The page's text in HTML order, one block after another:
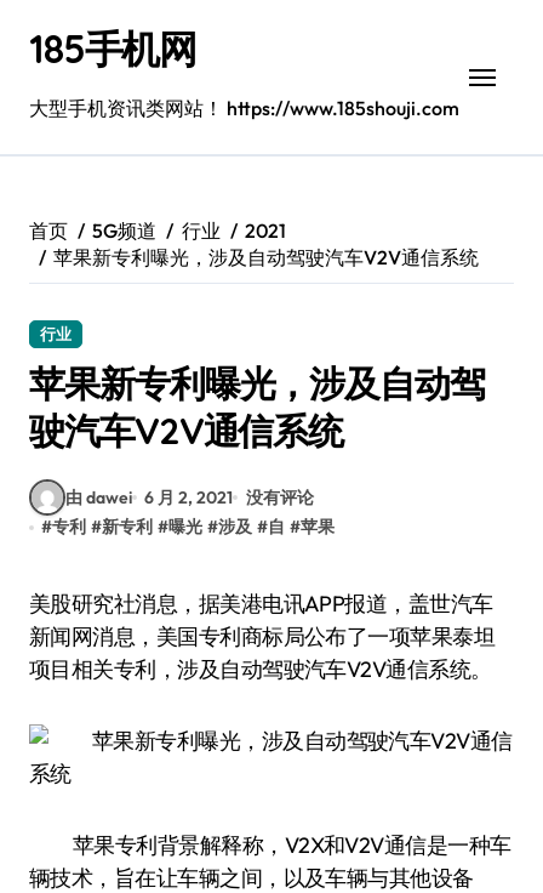
185手机网
大型手机资讯类网站！ https://www.185shouji.com
首页 5G频道 行业
2021
苹果新专利曝光，涉及自动驾驶汽车V2V通信系统
行业
苹果新专利曝光，涉及自动驾
驶汽车V2V通信系统
由 dawei 6 月 2, 2021 没有评论
#专利 #新专利 #曝光 #涉及 #自 #苹果
美股研究社消息，据美港电讯APP报道，盖世汽车
新闻网消息，美国专利商标局公布了一项苹果泰坦
项目相关专利，涉及自动驾驶汽车V2V通信系统。
苹果专利背景解释称，V2X和V2V通信是一种车
辆技术，旨在让车辆之间，以及车辆与其他设备